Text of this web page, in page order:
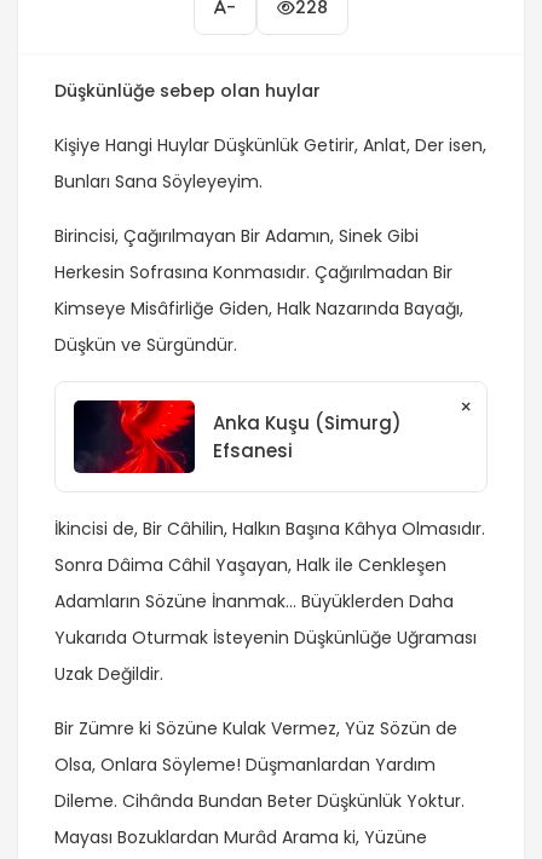
- 228
Düşkünlüğe sebep olan huylar
Kişiye Hangi Huylar Düşkünlük Getirir, Anlat, Der isen,
Bunları Sana Söyleyeyim.
Birincisi, Çağırılmayan Bir Adamın, Sinek Gibi
Herkesin Sofrasına Konmasıdır. Çağırılmadan Bir
Kimseye Misâfirliğe Giden, Halk Nazarında Bayağı,
Düşkün ve Sürgündür.
Anka Kuşu (Simurg)
Efsanesi
×
İkincisi de, Bir Câhilin, Halkın Başına Kâhya Olmasıdır.
Sonra Dâima Câhil Yaşayan, Halk ile Cenkleşen
Adamların Sözüne İnanmak… Büyüklerden Daha
Yukarıda Oturmak İsteyenin Düşkünlüğe Uğraması
Uzak Değildir.
Bir Zümre ki Sözüne Kulak Vermez, Yüz Sözün de
Olsa, Onlara Söyleme! Düşmanlardan Yardım
Dileme. Cihânda Bundan Beter Düşkünlük Yoktur.
Mayası Bozuklardan Murâd Arama ki, Yüzüne